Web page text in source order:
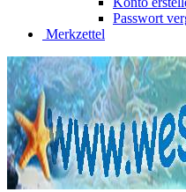
Passwort
Merkzettel